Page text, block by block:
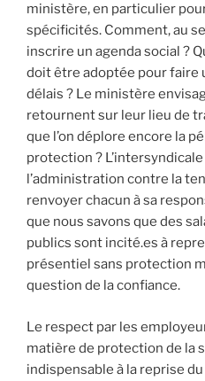
ministère, en particulier
spécificités. Comment, au
inscrire un agenda social ?
doit être adoptée pour faire
délais ? Le ministère
retournent sur leur lieu de
que l’on déplore encore la
protection ?
l’administration contre la
renvoyer chacun à sa
que nous savons que des
publics sont incité.es à
présentiel sans protection
question de la confiance.
Le respect par les
matière de protection de la
indispensable à la reprise